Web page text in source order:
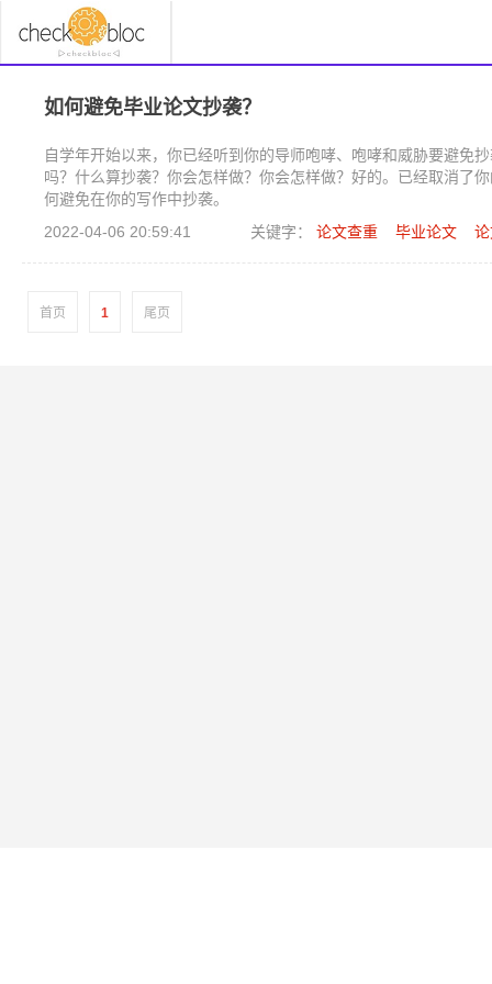
如何避免毕业论文抄袭？
自学年开始以来，你已经听到你的导师咆哮、咆哮和威胁要避免
吗？什么算抄袭？你会怎样做？你会怎样做？好的。已经取消了
何避免在你的写作中抄袭。
2022-04-06 20:59:41
关键字： 论文查重 毕业论文
首页 1 尾页